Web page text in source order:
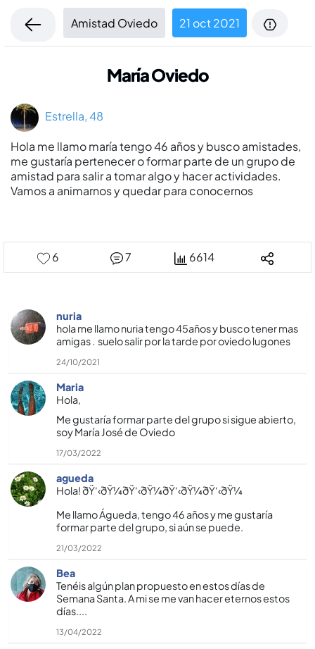
Amistad Oviedo 21 oct 2021
Marí­a Oviedo
Estrella, 48
Hola me llamo marí­a tengo 46 años y busco amistades,
me gustarí­a pertenecer o formar parte de un grupo de
amistad para salir a tomar algo y hacer actividades.
Vamos a animarnos y quedar para conocernos
6 7 6614
nuria
hola me llamo nuria tengo 45años y busco tener mas
amigas . suelo salir por la tarde por oviedo lugones
24/10/2021
Maria
Hola,
Me gustarí­a formar parte del grupo si sigue abierto,
soy Marí­a José de Oviedo
17/03/2022
agueda
Hola! ðŸ‘‹ðŸ¼ðŸ‘‹ðŸ¼ðŸ‘‹ðŸ¼ðŸ‘‹ðŸ¼
Me llamo Águeda, tengo 46 años y me gustarí­a
formar parte del grupo, si aún se puede.
21/03/2022
Bea
Tenéis algún plan propuesto en estos dí­as de
Semana Santa. A mi se me van hacer eternos estos
dí­as....
13/04/2022